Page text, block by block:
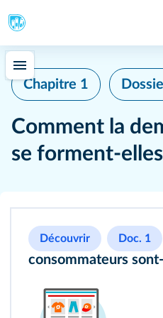
Chapitre 1
Comment la
se
Découvrir Doc. 1
consommateurs